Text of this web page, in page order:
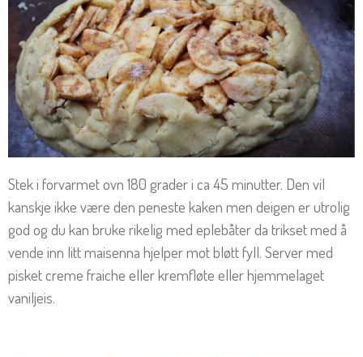
Stek i forvarmet ovn 180 grader i ca 45 minutter. Den vil
kanskje ikke være den peneste kaken men deigen er utrolig
god og du kan bruke rikelig med eplebåter da trikset med å
vende inn litt maisenna hjelper mot bløtt fyll. Server med
pisket creme fraiche eller kremfløte eller hjemmelaget
vaniljeis.